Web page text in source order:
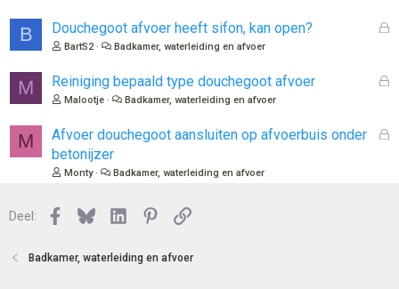
n
B
G
n
Douchegoot afvoer heeft sifon, kan open?
BartS2 Badkamer, waterleiding en afvoer
M
G
Reiniging bepaald type douchegoot afvoer
Malootje Badkamer, waterleiding en afvoer
M
G
Afvoer douchegoot aansluiten op afvoerbuis onder
betonijzer
Monty Badkamer, waterleiding en afvoer
Deel: Facebook
BlueskyLinkedInPinterest
Link
Badkamer, waterleiding en afvoer